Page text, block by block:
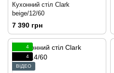
Кухонний стіл Clark
beige/12/60
7 390 грн
4
4
ВІДЕО